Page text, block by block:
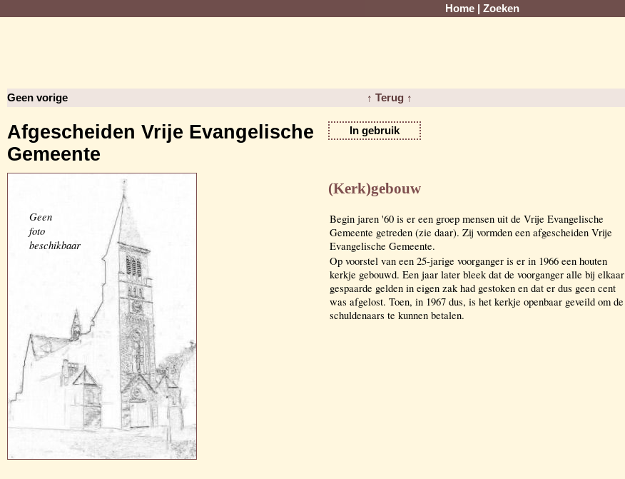
Home Zoeken
Geen vorige ↑ Terug ↑
Afgescheiden Vrije Evangelische
Gemeente
In gebruik
Geen
foto
beschikbaar
(Kerk)gebouw
Begin jaren '60 is er een groep mensen uit de Vrije Evangelische
Gemeente getreden (zie daar). Zij vormden een afgescheiden Vrije
Evangelische Gemeente.
Op voorstel van een 25-jarige voorganger is er in 1966 een houten
kerkje gebouwd. Een jaar later bleek dat de voorganger alle bij elkaar
gespaarde gelden in eigen zak had gestoken en dat er dus geen cent
was afgelost. Toen, in 1967 dus, is het kerkje openbaar geveild om de
schuldenaars te kunnen betalen.